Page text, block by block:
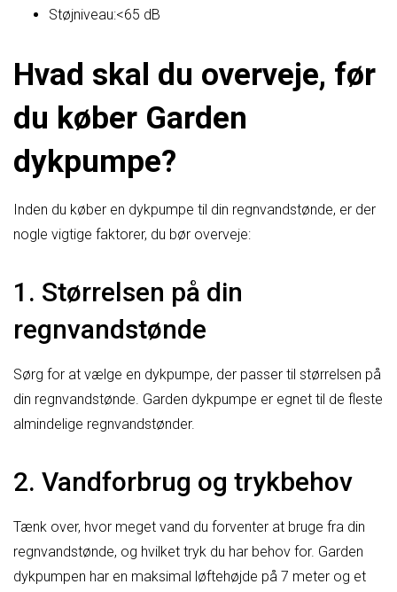
Støjniveau:<65 dB
Hvad skal du overveje, før
du køber Garden
dykpumpe?
Inden du køber en dykpumpe til din regnvandstønde, er der
nogle vigtige faktorer, du bør overveje:
1. Størrelsen på din
regnvandstønde
Sørg for at vælge en dykpumpe, der passer til størrelsen på
din regnvandstønde. Garden dykpumpe er egnet til de fleste
almindelige regnvandstønder.
2. Vandforbrug og trykbehov
Tænk over, hvor meget vand du forventer at bruge fra din
regnvandstønde, og hvilket tryk du har behov for. Garden
dykpumpen har en maksimal løftehøjde på 7 meter og et